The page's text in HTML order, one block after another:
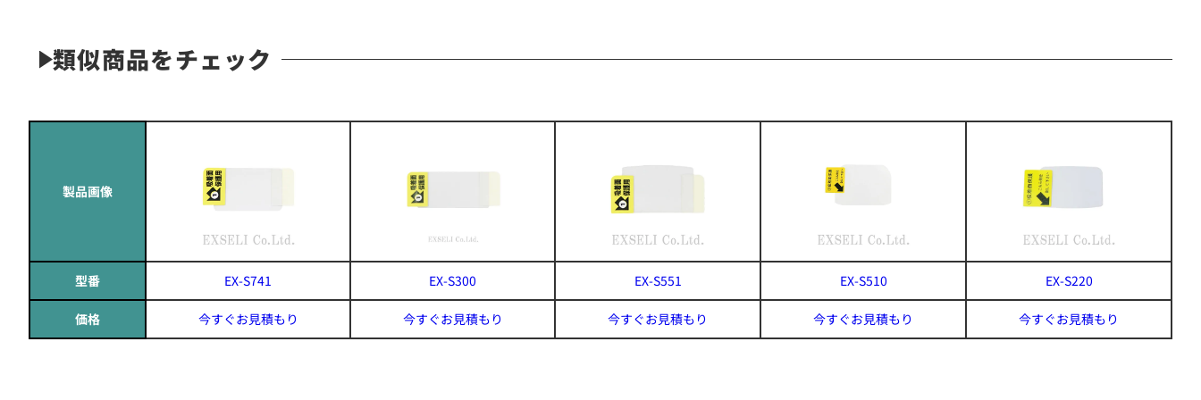
類似商品をチェック
製品画像
型番 EX-S741 EX-S300 EX-S551 EX-S510 EX-S220
価格 今すぐお見積もり 今すぐお見積もり 今すぐお見積もり 今すぐお見積もり 今すぐお見積もり